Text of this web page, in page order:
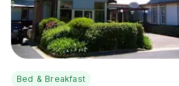
Bed & Breakfast